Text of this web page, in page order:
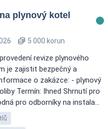
plynový kotel
5 000 korun
revize plynového
je zajistit bezpečný a
o zakázce: - plynový
Termín: Ihned Shrnutí pro
pro odborníky na instala...